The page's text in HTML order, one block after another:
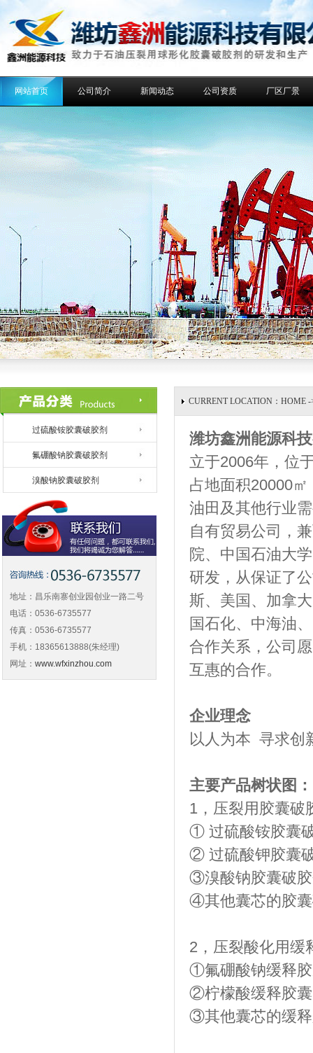
网站首页 公司简介 新闻动态 公司资质 厂区厂景
过硫酸铵胶囊破胶剂
氟硼酸钠胶囊破胶剂
溴酸钠胶囊破胶剂
地址：昌乐南寨创业园创业一路二号
电话：0536-6735577
传真：0536-6735577
手机：18365613888(朱经理)
网址： www.wfxinzhou.com
CURRENT LOCATION：HOME
潍坊鑫洲能源科
立于2006年，位
占地面积20000
油田及其他行业
自有贸易公司，
院、中国石油大
研发，从保证了
斯、美国、加拿
国石化、中海油
合作关系，公司
互惠的合作。
企业理念
以人为本 寻求
主要产品树状图：
1，压裂用胶囊破
① 过硫酸铵胶囊
② 过硫酸钾胶囊
③溴酸钠胶囊破
④其他囊芯的胶
2，压裂酸化用缓
①氟硼酸钠缓释
②柠檬酸缓释胶囊
③其他囊芯的缓